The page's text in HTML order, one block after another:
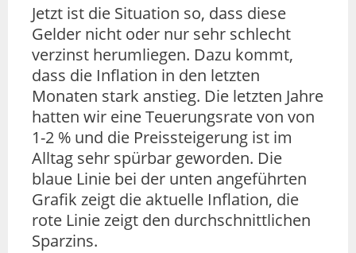
Jetzt ist die Situation so, dass diese
Gelder nicht oder nur sehr schlecht
verzinst herumliegen. Dazu kommt,
dass die Inflation in den letzten
Monaten stark anstieg. Die letzten Jahre
hatten wir eine Teuerungsrate von von
1-2 % und die Preissteigerung ist im
Alltag sehr spürbar geworden. Die
blaue Linie bei der unten angeführten
Grafik zeigt die aktuelle Inflation, die
rote Linie zeigt den durchschnittlichen
Sparzins.